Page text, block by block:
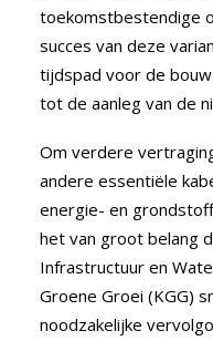
toekomstbestendige
succes van deze
tijdspad voor de
tot de aanleg van de
Om verdere
andere essentiële
energie- en
het van groot belang
Infrastructuur en
Groene Groei (KGG)
noodzakelijke